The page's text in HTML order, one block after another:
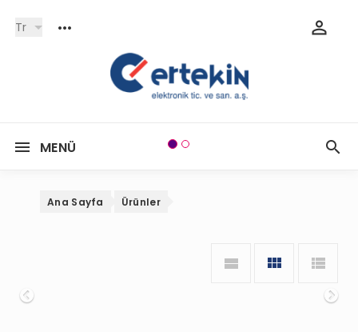
Tr
MENÜ
Onceki
Ana Sayfa Ürünler